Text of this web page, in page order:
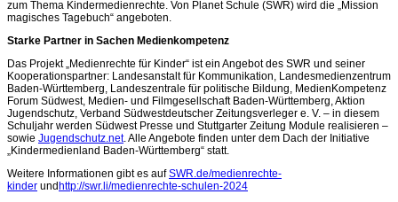
zum Thema Kindermedienrechte. Von Planet Schule (SWR) wird die „Mission
magisches Tagebuch“ angeboten.
Starke Partner in Sachen Medienkompetenz
Das Projekt „Medienrechte für Kinder“ ist ein Angebot des SWR und seiner
Kooperationspartner: Landesanstalt für Kommunikation, Landesmedienzentrum
Baden-Württemberg, Landeszentrale für politische Bildung, MedienKompetenz
Forum Südwest, Medien- und Filmgesellschaft Baden-Württemberg, Aktion
Jugendschutz, Verband Südwestdeutscher Zeitungsverleger e. V. – in diesem
Schuljahr werden Südwest Presse und Stuttgarter Zeitung Module realisieren –
sowie Jugendschutz.net. Alle Angebote finden unter dem Dach der Initiative
„Kindermedienland Baden-Württemberg“ statt.
Weitere Informationen gibt es aufSWR.de/medienrechte-
kinder und http://swr.li/medienrechte-schulen-2024